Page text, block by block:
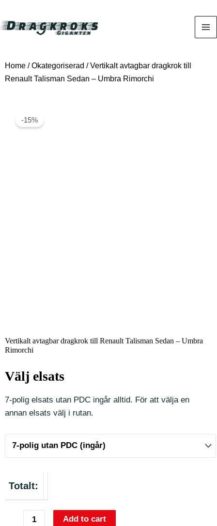
Home /Okategoriserad / Vertikalt avtagbar dragkrok till
Renault Talisman Sedan – Umbra Rimorchi
-15%
Vertikalt avtagbar dragkrok till Renault Talisman Sedan – Umbra
Rimorchi
Välj elsats
7-polig elsats utan PDC ingår alltid. För att välja en
annan elsats välj i rutan.
Totalt:
Add to cart